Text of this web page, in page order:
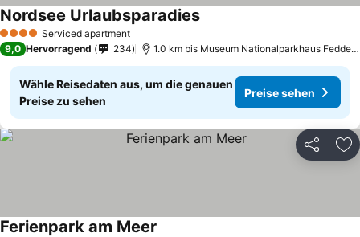
4 Sterne Serviced apartment
Nordsee UrlaubsparadiesPreise sehen
9,0 Hervorragend 234 1.0 km bis Museum Nationalparkhaus
Wähle Reisedaten aus, um die genauen
Preise zu sehen
Preise sehen
Teilen
Ferienpark am Meer